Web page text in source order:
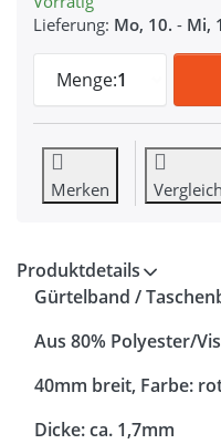
Lieferung: Mo, 10. - Mi,
Menge:1
4m
Merken
Produktdetails
Gürtelband /
Aus 80% Polyester/
40mm breit, Farbe:
Dicke: ca. 1,7mm